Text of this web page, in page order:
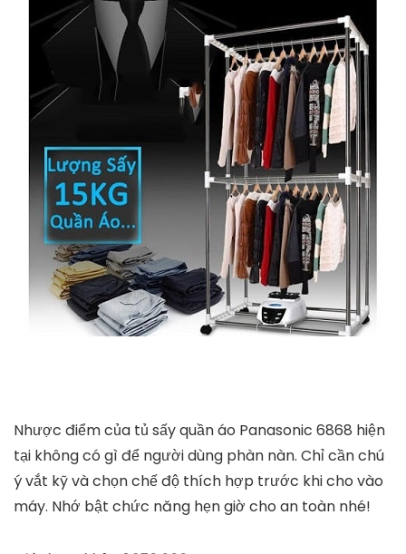
Mua TỦ SẤY QUẦN ÁO CÓ TIA UV DIỆT KHUẨN tại
Hăngshoes
TỚI NƠI BÁN
Máy sấy quần áo Sunhouse SHD2702 - 900W